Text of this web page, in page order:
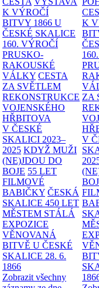
K VÝROČÍ
BITVY 1866 U
ČESKÉ SKALICE
160. VÝROČÍ
PRUSKO-
RAKOUSKÉ
VÁLKY CESTA
ZA SVĚTLEM
REKONSTRUKCE
VOJENSKÉHO
HŘBITOVA
V ČESKÉ
SKALICI 2023–
2025 KDYŽ MUŽI
(NE)JDOU DO
BOJE 55 LET
FILMOVÉ
BABIČKY ČESKÁ
SKALICE 450 LET
MĚSTEM STÁLÁ
EXPOZICE
VĚNOVANÁ
BITVĚ U ČESKÉ
SKALICE 28. 6.
1866
Zobrazit všechny
K
ZA
V